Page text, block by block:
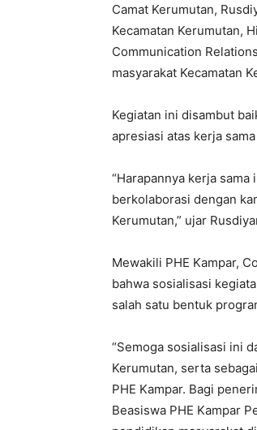
Camat Kerumutan,
Kecamatan Kerumutan,
Communication
masyarakat Kecamatan
Kegiatan ini disambut
apresiasi atas kerja
“Harapannya kerja
berkolaborasi dengan
Kerumutan,” ujar
Mewakili PHE Kampar,
bahwa sosialisasi
salah satu bentuk
“Semoga sosialisasi ini
Kerumutan, serta
PHE Kampar. Bagi
Beasiswa PHE Kampar